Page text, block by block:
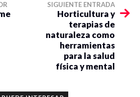
SIGUIENTE ENTRADA
Horticultura y
terapias de
naturaleza como
herramientas
para la salud
física y mental